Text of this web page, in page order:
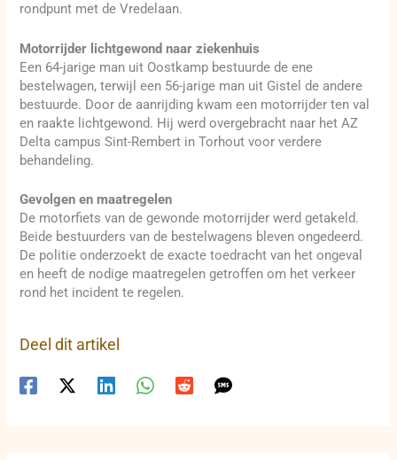
rondpunt met de Vredelaan.
Motorrijder lichtgewond naar ziekenhuis
Een 64-jarige man uit Oostkamp bestuurde de ene
bestelwagen, terwijl een 56-jarige man uit Gistel de andere
bestuurde. Door de aanrijding kwam een motorrijder ten val
en raakte lichtgewond. Hij werd overgebracht naar het AZ
Delta campus Sint-Rembert in Torhout voor verdere
behandeling.
Gevolgen en maatregelen
De motorfiets van de gewonde motorrijder werd getakeld.
Beide bestuurders van de bestelwagens bleven ongedeerd.
De politie onderzoekt de exacte toedracht van het ongeval
en heeft de nodige maatregelen getroffen om het verkeer
rond het incident te regelen.
Deel dit artikel